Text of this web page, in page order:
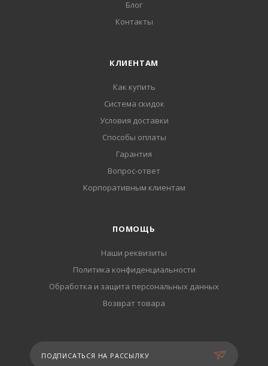
Блог
Контакты
КЛИЕНТАМ
Как купить
Система скидок
Условия доставки
Способы оплаты
Гарантия
Вопрос-ответ
Корпоративным клиентам
ПОМОЩЬ
Наши реквизиты
Политика конфиденциальности
Обработка и защита персональных данных
Возврат товара
ПОДПИСАТЬСЯ НА РАССЫЛКУ